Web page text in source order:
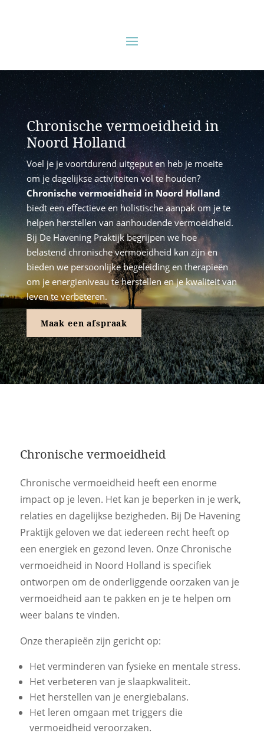
Chronische vermoeidheid in
Noord Holland
Voel je je voortdurend uitgeput en heb je moeite
om je dagelijkse activiteiten vol te houden?
Chronische vermoeidheid in Noord Holland
biedt een effectieve en holistische aanpak om je te
helpen herstellen van aanhoudende vermoeidheid.
Bij De Havening Praktijk begrijpen we hoe
belastend chronische vermoeidheid kan zijn en
bieden we persoonlijke begeleiding en therapieën
om je energieniveau te herstellen en je kwaliteit van
leven te verbeteren.
Maak een afspraak
Chronische vermoeidheid
Chronische vermoeidheid heeft een enorme
impact op je leven. Het kan je beperken in je werk,
relaties en dagelijkse bezigheden. Bij De Havening
Praktijk geloven we dat iedereen recht heeft op
een energiek en gezond leven. Onze Chronische
vermoeidheid in Noord Holland is specifiek
ontworpen om de onderliggende oorzaken van je
vermoeidheid aan te pakken en je te helpen om
weer balans te vinden.
Onze therapieën zijn gericht op:
Het verminderen van fysieke en mentale stress.
Het verbeteren van je slaapkwaliteit.
Het herstellen van je energiebalans.
Het leren omgaan met triggers die
vermoeidheid veroorzaken.